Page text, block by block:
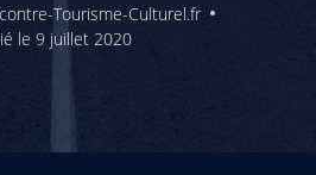
Tourisme-Culturel.fr
le 9 juillet 2020